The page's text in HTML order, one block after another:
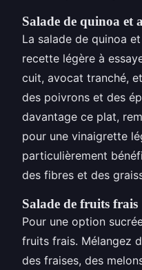
Salade de quinoa et
La salade de quinoa
recette légère à
cuit, avocat tranché,
des poivrons et des
davantage ce plat,
pour une vinaigrette
particulièrement
des fibres et des
Salade de fruits frais
Pour une option
fruits frais. Mélangez
des fraises, des